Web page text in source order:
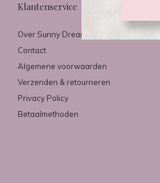
Klantenservice
Over Sunny Dreams & Mirazo
Contact
Algemene voorwaarden
Verzenden & retourneren
Privacy Policy
Betaalmethoden